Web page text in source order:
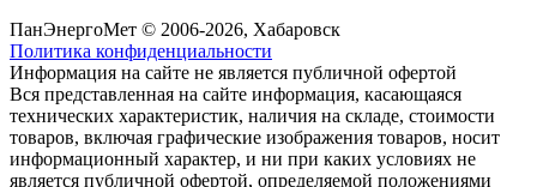
ПанЭнергоМет © 2006-2026, Хабаровск
Политика конфиденциальности
Информация на сайте не является публичной офертой
Вся представленная на сайте информация, касающаяся
технических характеристик, наличия на складе, стоимости
товаров, включая графические изображения товаров, носит
информационный характер, и ни при каких условиях не
является публичной офертой, определяемой положениями